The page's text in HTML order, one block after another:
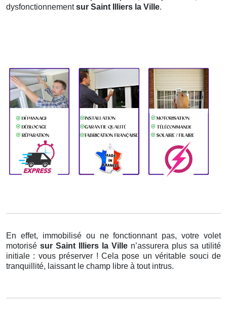
dysfonctionnementsur Saint Illiers la Ville.
En effet, immobilisé ou ne fonctionnant pas, votre volet
motorisé sur Saint Illiers la Ville n’assurera plus sa utilité
initiale : vous préserver ! Cela pose un véritable souci de
tranquillité, laissant le champ libre à tout intrus.